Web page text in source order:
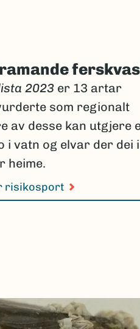
2023 er 13 artar
som regionalt
av desse kan utgjere
i vatn og elvar der dei
heime.
risikosport